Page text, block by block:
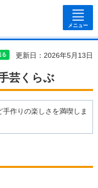
メニュー
更新日：2026年5月13日
芸くらぶ
作りの楽しさを満喫しま